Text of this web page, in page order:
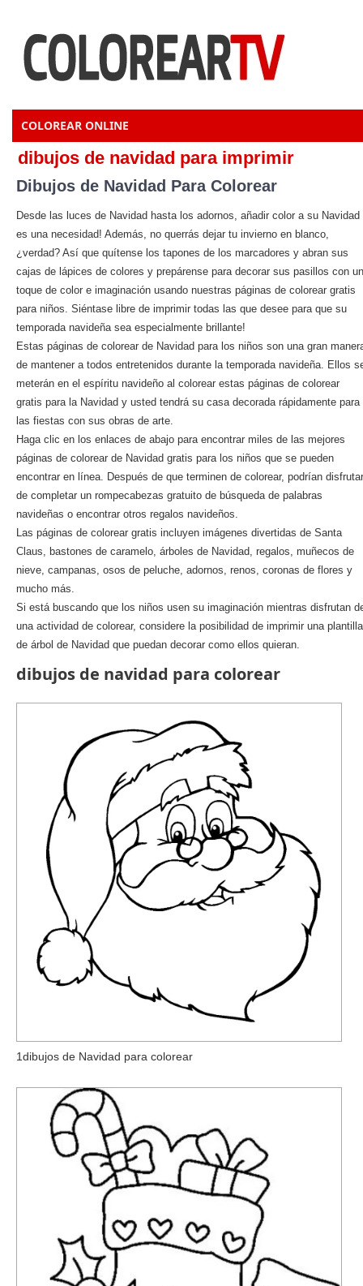
COLOREAR ONLINE
dibujos de navidad para imprimir
Dibujos de Navidad Para Colorear
Desde las luces de Navidad hasta los adornos, añadir color a su Navidad
es una necesidad! Además, no querrás dejar tu invierno en blanco,
¿verdad? Así que quítense los tapones de los marcadores y abran sus
cajas de lápices de colores y prepárense para decorar sus pasillos con un
toque de color e imaginación usando nuestras páginas de colorear gratis
para niños. Siéntase libre de imprimir todas las que desee para que su
temporada navideña sea especialmente brillante!
Estas páginas de colorear de Navidad para los niños son una gran
de mantener a todos entretenidos durante la temporada navideña. Ellos
meterán en el espíritu navideño al colorear estas páginas de colorear
gratis para la Navidad y usted tendrá su casa decorada rápidamente para
las fiestas con sus obras de arte.
Haga clic en los enlaces de abajo para encontrar miles de las mejores
páginas de colorear de Navidad gratis para los niños que se pueden
encontrar en línea. Después de que terminen de colorear, podrían disfrutar
de completar un rompecabezas gratuito de búsqueda de palabras
navideñas o encontrar otros regalos navideños.
Las páginas de colorear gratis incluyen imágenes divertidas de Santa
Claus, bastones de caramelo, árboles de Navidad, regalos, muñecos de
nieve, campanas, osos de peluche, adornos, renos, coronas de flores y
mucho más.
Si está buscando que los niños usen su imaginación mientras disfrutan
una actividad de colorear, considere la posibilidad de imprimir una plantilla
de árbol de Navidad que puedan decorar como ellos quieran.
dibujos de navidad para colorear
1dibujos de Navidad para colorear